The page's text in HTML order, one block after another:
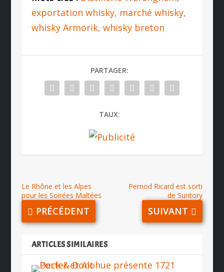
exportation whisky, marché whisky,
whisky Armorik, whisky breton
PARTAGER:
TAUX:
Le Rhône et les Alpes
pour les Soirées Maltées
PRÉCÉDENT
Pernod Ricard est sorti
de Suntory
SUIVANT
ARTICLES SIMILAIRES